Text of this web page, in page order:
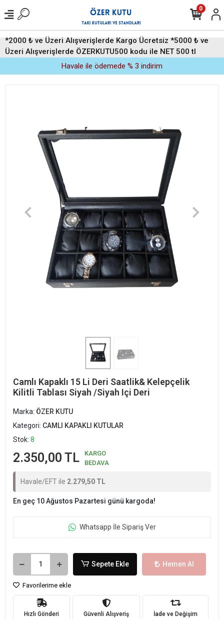
*2000 ₺ ve Üzeri Alışverişlerde Kargo Ücretsiz *5000 ₺ ve
Üzeri Alışverişlerde ÖZERKUTU500 kodu ile NET 500 tl
indirim (Üyelere Özel)Havale ile ödemede % 3 indirim
0
Camlı Kapaklı 15 Li Deri Saatlik& Kelepçelik
Kilitli Tablası Siyah /Siyah Içi Deri
Marka: ÖZER KUTU
Kategori: CAMLI KAPAKLI KUTULAR
Stok: 8
2.350,00 TL
KARGO
BEDAVA
Havale/EFT ile 2.279,50 TL
En geç 10 Ağustos Pazartesi günü kargoda!
Whatsapp İle Sipariş Ver
Sepete Ekle Hemen Al
Favorilerime ekle
Hızlı Gönderi Güvenli Alışveriş İade ve Değişim